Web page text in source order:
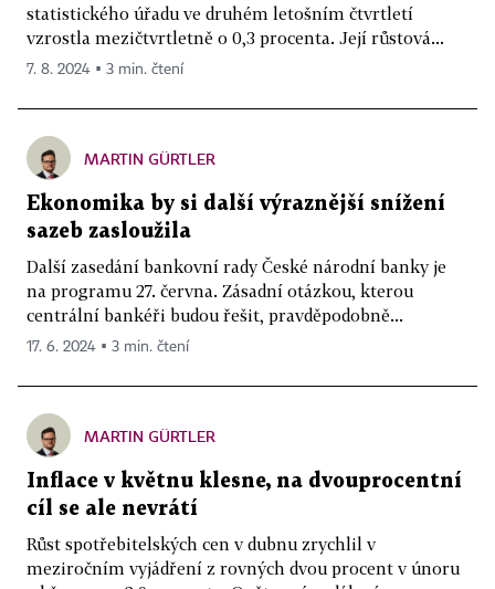
statistického úřadu ve druhém letošním čtvrtletí
vzrostla mezičtvrtletně o 0,3 procenta. Její růstová...
7. 8. 2024 ▪ 3 min. čtení
MARTIN GÜRTLER
Ekonomika by si další výraznější snížení
sazeb zasloužila
Další zasedání bankovní rady České národní banky je
na programu 27. června. Zásadní otázkou, kterou
centrální bankéři budou řešit, pravděpodobně...
17. 6. 2024 ▪ 3 min. čtení
MARTIN GÜRTLER
Inflace v květnu klesne, na dvouprocentní
cíl se ale nevrátí
Růst spotřebitelských cen v dubnu zrychlil v
meziročním vyjádření z rovných dvou procent v únoru